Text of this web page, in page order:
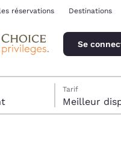
réservations Destinations
Se
Tarif
Meilleur